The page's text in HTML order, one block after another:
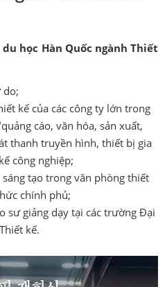
du học Hàn Quốc ngành Thiết
do;
kế của các công ty lớn trong
cáo, văn hóa, sản xuất,
thanh truyền hình, thiết bị gia
công nghiệp;
tạo trong văn phòng thiết
chính phủ;
sư giảng dạy tại các trường Đại
kế.